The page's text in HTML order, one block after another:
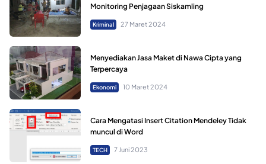
Monitoring Penjagaan Siskamling
Kriminal 27 Maret 2024
Menyediakan Jasa Maket di Nawa Cipta yang
Terpercaya
Ekonomi 10 Maret 2024
Cara Mengatasi Insert Citation Mendeley Tidak
muncul di Word
TECH 7 Juni 2023